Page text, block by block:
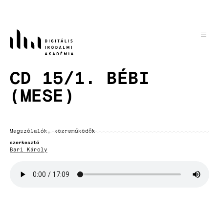
CD 15/1. BÉBI
(MESE)
Megszólalók, közreműködők
szerkesztő
Bari Károly